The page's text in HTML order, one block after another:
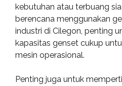
kebutuhan atau terbuang
berencana menggunakan
industri di Cilegon, penting
kapasitas genset cukup
mesin operasional.
Penting juga untuk